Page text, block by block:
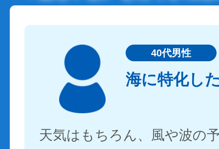
40代男性
海に特化し
天気はもちろん、風や波の